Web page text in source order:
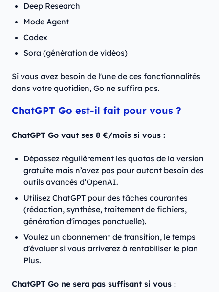
Deep Research
Mode Agent
Codex
Sora (génération de vidéos)
Si vous avez besoin de l'une de ces fonctionnalités
dans votre quotidien, Go ne suffira pas.
ChatGPT Go est-il fait pour vous ?
ChatGPT Go vaut ses 8 €/mois si vous :
Dépassez régulièrement les quotas de la version
gratuite mais n’avez pas pour autant besoin des
outils avancés d’OpenAI.
Utilisez ChatGPT pour des tâches courantes
(rédaction, synthèse, traitement de fichiers,
génération d'images ponctuelle).
Voulez un abonnement de transition, le temps
d'évaluer si vous arriverez à rentabiliser le plan
Plus.
ChatGPT Go ne sera pas suffisant si vous :